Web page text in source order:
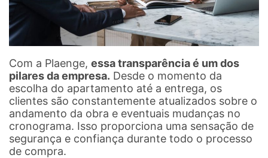
Com a Plaenge, essa transparência é um dos
pilares da empresa. Desde o momento da
escolha do apartamento até a entrega, os
clientes são constantemente atualizados sobre o
andamento da obra e eventuais mudanças no
cronograma. Isso proporciona uma sensação de
segurança e confiança durante todo o processo
de compra.